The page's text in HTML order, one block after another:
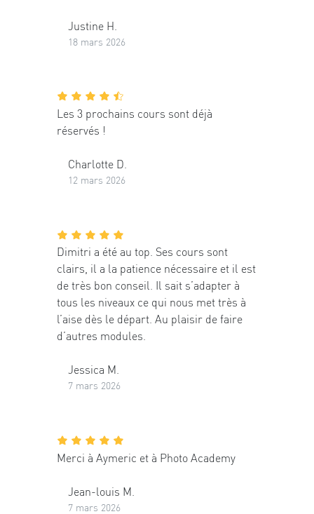
Justine H.
18 mars 2026
Les 3 prochains cours sont déjà
réservés !
Charlotte D.
12 mars 2026
Dimitri a été au top. Ses cours sont
clairs, il a la patience nécessaire et il est
de très bon conseil. Il sait s’adapter à
tous les niveaux ce qui nous met très à
l’aise dès le départ. Au plaisir de faire
d’autres modules.
Jessica M.
7 mars 2026
Merci à Aymeric et à Photo Academy
Jean-louis M.
7 mars 2026